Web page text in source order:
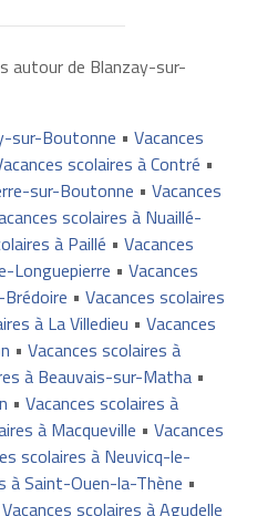
autour de Blanzay-sur-
sur-Boutonne • Vacances
scolaires à Contré •
sur-Boutonne • Vacances
scolaires à Nuaillé-
à Paillé • Vacances
Longuepierre • Vacances
• Vacances scolaires
à La Villedieu • Vacances
• Vacances scolaires à
à Beauvais-sur-Matha•
• Vacances scolaires à
à Macqueville • Vacances
scolaires à Neuvicq-le-
à Saint-Ouen-la-Thène •
Vacances scolaires à Agudelle